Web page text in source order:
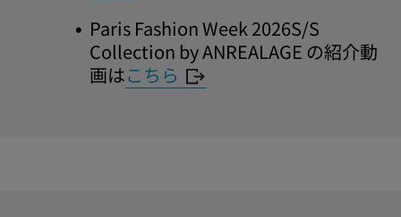
Paris Fashion Week 2026S/S
Collection by ANREALAGE の紹介動
画はこちら